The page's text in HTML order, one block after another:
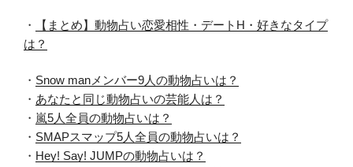
・
【まとめ】動物占い恋愛相性・デートH・好きなタイプ
は？
・ Snow manメンバー9人の動物占いは？
・ あなたと同じ動物占いの芸能人は？
・ 嵐5人全員の動物占いは？
・ SMAPスマップ5人全員の動物占いは？
・ Hey! Say! JUMPの動物占いは？